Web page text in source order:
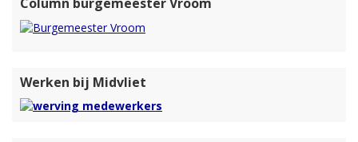
Werken bij Midvliet